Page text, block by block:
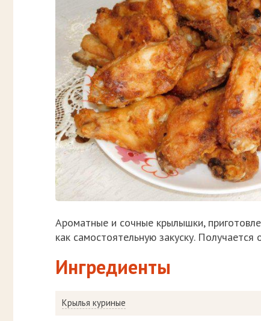
Ароматные и сочные крылышки,
как самостоятельную закуску. Получается
Ингредиенты
Крылья куриные